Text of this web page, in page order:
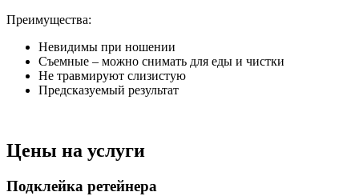
Преимущества:
Невидимы при ношении
Съемные – можно снимать для еды и чистки
Не травмируют слизистую
Предсказуемый результат
Цены на услуги
Подклейка ретейнера